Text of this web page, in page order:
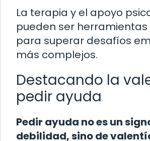
La terapia y el apoyo
pueden ser herramientas
para superar desafíos
más complejos.
Destacando la
pedir ayuda
Pedir ayuda no es un
debilidad, sino de